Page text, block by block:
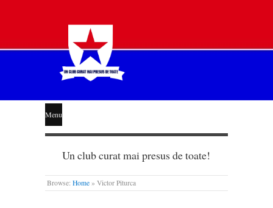
STEAUA
LIBERĂ
Menu
Un club curat mai presus de toate!
Browse: Home » Victor Piturca